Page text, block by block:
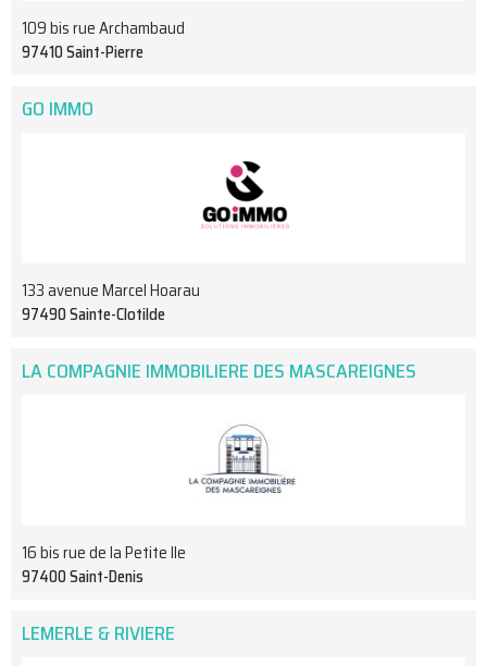
109 bis rue Archambaud
97410 Saint-Pierre
GO IMMO
133 avenue Marcel Hoarau
97490 Sainte-Clotilde
LA COMPAGNIE IMMOBILIERE DES MASCAREIGNES
16 bis rue de la Petite Ile
97400 Saint-Denis
LEMERLE & RIVIERE